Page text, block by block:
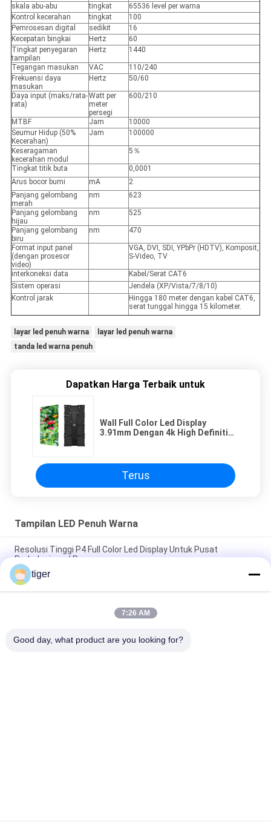
skala abu-abu
tingkat
65536 level per warna
Kontrol kecerahan
tingkat
100
Pemrosesan digital
sedikit
16
Kecepatan bingkai
Hertz
60
Tingkat penyegaran
tampilan
Hertz 1440
Tegangan masukan VAC
110/240
Frekuensi daya
masukan
Hertz 50/60
Daya input (maks/rata-
rata)
Watt per
meter
persegi
600/210
MTBF Jam
10000
Seumur Hidup (50%
Kecerahan)
Jam 100000
Keseragaman
kecerahan modul
5％
Tingkat titik buta
0,0001
Arus bocor bumi
mA
2
Panjang gelombang
merah
nm 623
Panjang gelombang
hijau
nm 525
Panjang gelombang
biru
nm 470
Format input panel
(dengan prosesor
video)
VGA, DVI, SDI, YPbPr (HDTV), Komposit,
S-Video, TV
interkoneksi data
Kabel/Serat CAT6
Sistem operasi
Jendela (XP/Vista/7/8/10)
Kontrol jarak
Hingga 180 meter dengan kabel CAT6,
serat tunggal hingga 15 kilometer.
layar led penuh warna
layar led penuh warna
tanda led warna penuh
Dapatkan Harga Terbaik untuk
Wall Full Color Led Display
3.91mm Dengan 4k High Definition
Terus
Tampilan LED Penuh Warna
Resolusi Tinggi P4 Full Color Led Display Untuk Pusat
Perbelanjaan / Panggung
Clear P2 Commercial Led Display Pitch Kecil Dinding Video 256
X 128mm
Layar Led Penuh Warna Ultra Tipis Pixel 3.91mm Tingkat
tiger
7:26 AM
Good day, what product are you looking for?